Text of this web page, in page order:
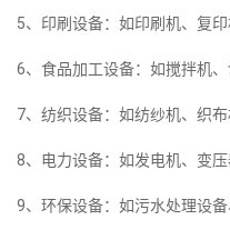
5、印刷设备：如印刷机、复印
6、食品加工设备：如搅拌机、
7、纺织设备：如纺纱机、织布
8、电力设备：如发电机、变压
9、环保设备：如污水处理设备